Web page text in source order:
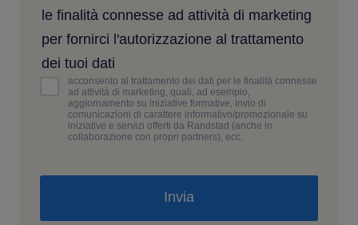
le finalità connesse ad attività di marketing
per fornirci l'autorizzazione al trattamento
dei tuoi dati
acconsento al trattamento dei dati per le finalità connesse
ad attività di marketing, quali, ad esempio,
aggiornamento su iniziative formative, invio di
comunicazioni di carattere informativo/promozionale su
iniziative e servizi offerti da Randstad (anche in
collaborazione con propri partners), ecc.